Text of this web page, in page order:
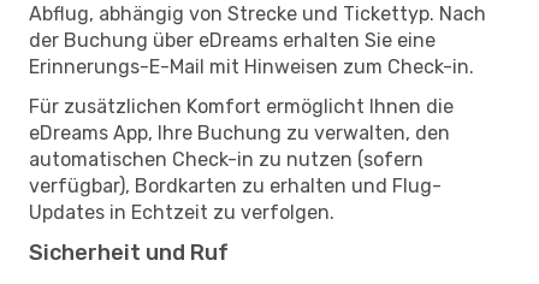
Abflug, abhängig von Strecke und Tickettyp. Nach
der Buchung über eDreams erhalten Sie eine
Erinnerungs-E-Mail mit Hinweisen zum Check-in.
Für zusätzlichen Komfort ermöglicht Ihnen die
eDreams App, Ihre Buchung zu verwalten, den
automatischen Check-in zu nutzen (sofern
verfügbar), Bordkarten zu erhalten und Flug-
Updates in Echtzeit zu verfolgen.
Sicherheit und Ruf